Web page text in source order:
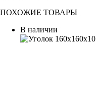
ПОХОЖИЕ ТОВАРЫ
В наличии